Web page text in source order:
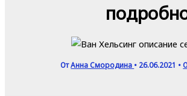
ОтАнна Смородина • 26.06.2021 •